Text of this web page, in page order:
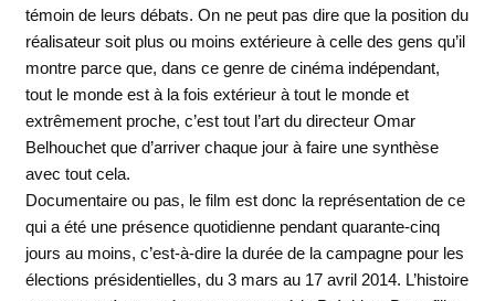
témoin de leurs débats. On ne peut pas dire que la position du
réalisateur soit plus ou moins extérieure à celle des gens qu’il
montre parce que, dans ce genre de cinéma indépendant,
tout le monde est à la fois extérieur à tout le monde et
extrêmement proche, c’est tout l’art du directeur Omar
Belhouchet que d’arriver chaque jour à faire une synthèse
avec tout cela.
Documentaire ou pas, le film est donc la représentation de ce
qui a été une présence quotidienne pendant quarante-cinq
jours au moins, c’est-à-dire la durée de la campagne pour les
élections présidentielles, du 3 mars au 17 avril 2014. L’histoire